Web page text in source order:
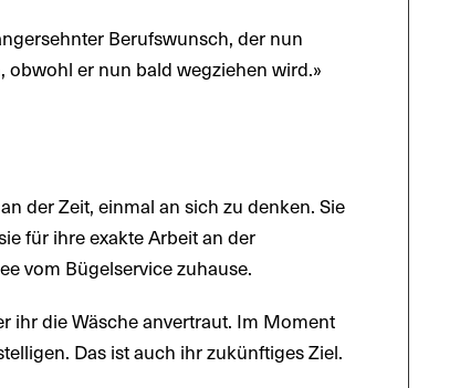
Berufswunsch, der nun
er nun bald wegziehen wird.»
der Zeit, einmal an sich zu denken. Sie
für ihre exakte Arbeit an der
vom Bügelservice zuhause.
ihr die Wäsche anvertraut. Im Moment
Das ist auch ihr zukünftiges Ziel.